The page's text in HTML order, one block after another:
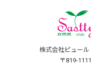
株式会社ピュー
〒819-